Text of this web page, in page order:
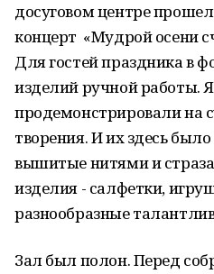
досуговом центре
концерт «Мудрой осени
Для гостей праздника в
изделий ручной работы.
продемонстрировали на
творения. И их здесь
вышитые нитями и
изделия - салфетки,
разнообразные
Зал был полон. Перед